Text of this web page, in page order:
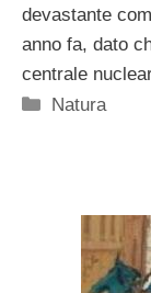
devastante
anno fa, dato
centrale
Categorie
Natura